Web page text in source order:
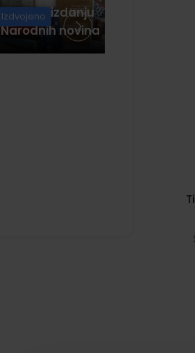
Knjige u izdanju
Narodnih novina
Izdvojeno